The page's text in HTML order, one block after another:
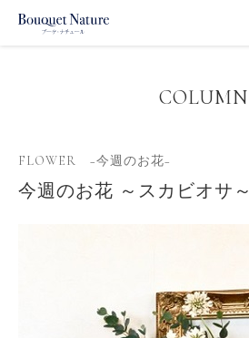
COLUMN
FLOWER −今週のお花−
今週のお花 ～スカビオサ～